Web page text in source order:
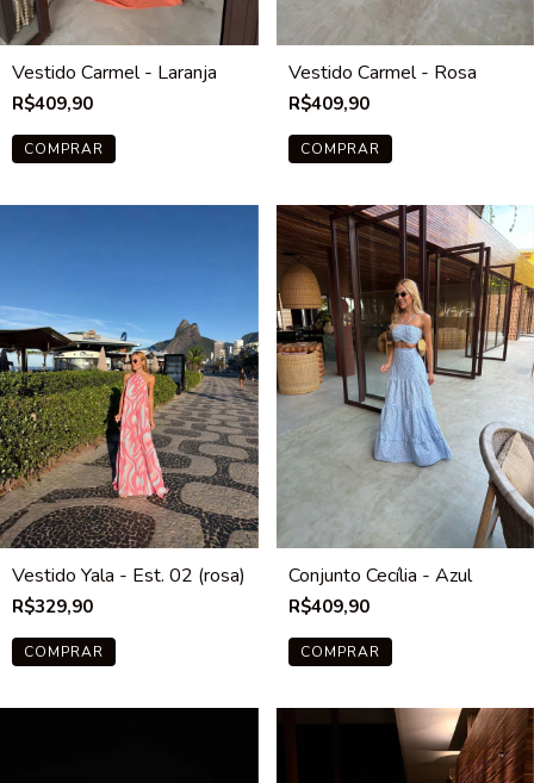
Vestido Carmel - Laranja
R$409,90
COMPRAR
Vestido Carmel - Rosa
R$409,90
COMPRAR
Vestido Yala - Est. 02 (rosa)
R$329,90
COMPRAR
Conjunto Cecília - Azul
R$409,90
COMPRAR